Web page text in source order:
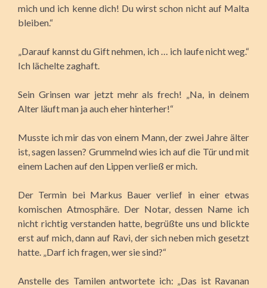
mich und ich kenne dich! Du wirst schon nicht auf Malta
bleiben.“
„Darauf kannst du Gift nehmen, ich … ich laufe nicht weg.“
Ich lächelte zaghaft.
Sein Grinsen war jetzt mehr als frech! „Na, in deinem
Alter läuft man ja auch eher hinterher!“
Musste ich mir das von einem Mann, der zwei Jahre älter
ist, sagen lassen? Grummelnd wies ich auf die Tür und mit
einem Lachen auf den Lippen verließ er mich.
Der Termin bei Markus Bauer verlief in einer etwas
komischen Atmosphäre. Der Notar, dessen Name ich
nicht richtig verstanden hatte, begrüßte uns und blickte
erst auf mich, dann auf Ravi, der sich neben mich gesetzt
hatte. „Darf ich fragen, wer sie sind?“
Anstelle des Tamilen antwortete ich: „Das ist Ravanan